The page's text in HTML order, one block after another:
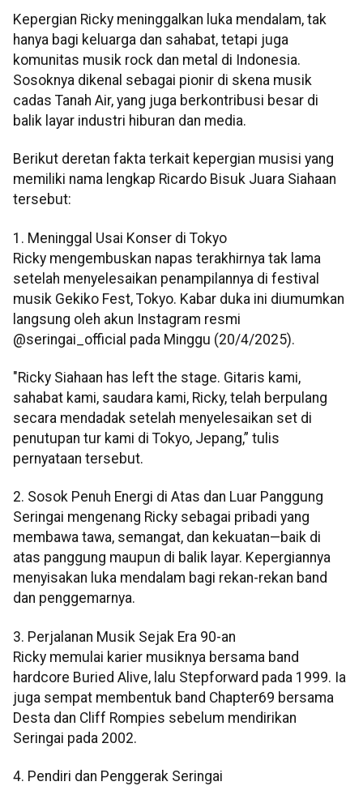
Kepergian Ricky meninggalkan luka mendalam, tak
hanya bagi keluarga dan sahabat, tetapi juga
komunitas musik rock dan metal di Indonesia.
Sosoknya dikenal sebagai pionir di skena musik
cadas Tanah Air, yang juga berkontribusi besar di
balik layar industri hiburan dan media.
Berikut deretan fakta terkait kepergian musisi yang
memiliki nama lengkap Ricardo Bisuk Juara Siahaan
tersebut:
1. Meninggal Usai Konser di Tokyo
Ricky mengembuskan napas terakhirnya tak lama
setelah menyelesaikan penampilannya di festival
musik Gekiko Fest, Tokyo. Kabar duka ini diumumkan
langsung oleh akun Instagram resmi
@seringai_official pada Minggu (20/4/2025).
"Ricky Siahaan has left the stage. Gitaris kami,
sahabat kami, saudara kami, Ricky, telah berpulang
secara mendadak setelah menyelesaikan set di
penutupan tur kami di Tokyo, Jepang,” tulis
pernyataan tersebut.
2. Sosok Penuh Energi di Atas dan Luar Panggung
Seringai mengenang Ricky sebagai pribadi yang
membawa tawa, semangat, dan kekuatan—baik di
atas panggung maupun di balik layar. Kepergiannya
menyisakan luka mendalam bagi rekan-rekan band
dan penggemarnya.
3. Perjalanan Musik Sejak Era 90-an
Ricky memulai karier musiknya bersama band
hardcore Buried Alive, lalu Stepforward pada 1999. Ia
juga sempat membentuk band Chapter69 bersama
Desta dan Cliff Rompies sebelum mendirikan
Seringai pada 2002.
4. Pendiri dan Penggerak Seringai